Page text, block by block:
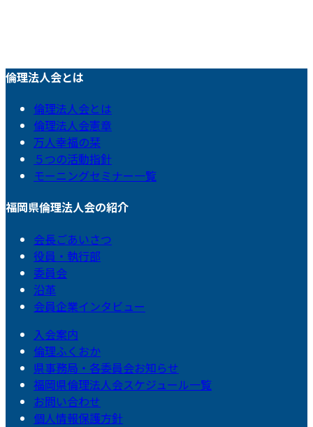
倫理法人会とは
倫理法人会とは
倫理法人会憲章
万人幸福の栞
５つの活動指針
モーニングセミナー一覧
福岡県倫理法人会の紹介
会長ごあいさつ
役員・執行部
委員会
沿革
会員企業インタビュー
入会案内
倫理ふくおか
県事務局・各委員会お知らせ
福岡県倫理法人会スケジュール一覧
お問い合わせ
個人情報保護方針